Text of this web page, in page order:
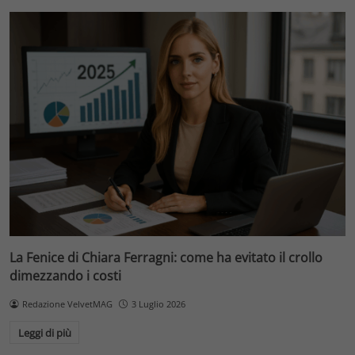
La Fenice di Chiara Ferragni: come ha evitato il crollo
dimezzando i costi
Redazione VelvetMAG 3 Luglio 2026
Leggi di più